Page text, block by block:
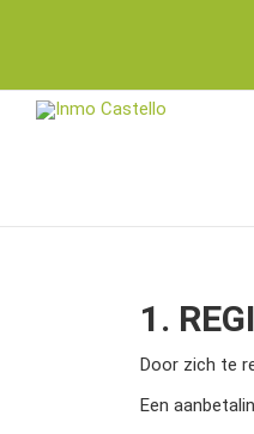
1.
Door zich te
Een